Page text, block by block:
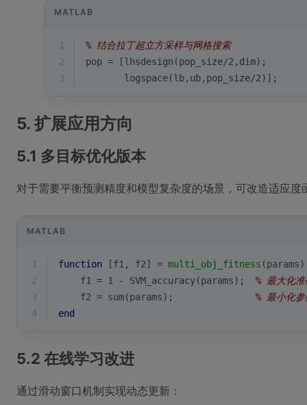
MATLAB
1
% 结合拉丁超立方采样与网格搜索
2
pop = [lhsdesign(pop_size/2 ,dim);
3
logspace(lb,ub,pop_size/2)];
5. 扩展应用方向
5.1 多目标优化版本
对于需要平衡预测精度和模型复杂度的场景，可改造适应度
MATLAB
1 function [f1, f2] = multi_obj_fitness (params)
2
    f1 =
1 - SVM_accuracy(params); % 最大化准
3
    f2 = sum(params);
% 最小化
4
end
5.2 在线学习改进
通过滑动窗口机制实现动态更新：